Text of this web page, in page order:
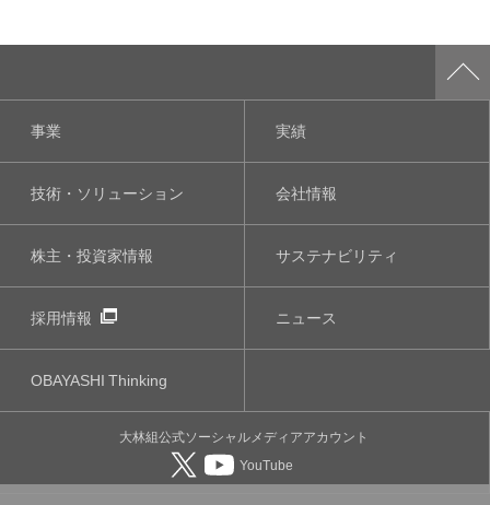
事業 実績
技術・ソリューション 会社情報
株主・投資家情報 サステナビリティ
採用情報 ニュース
OBAYASHIThinking
大林組公式ソーシャルメディアアカウント
YouTube